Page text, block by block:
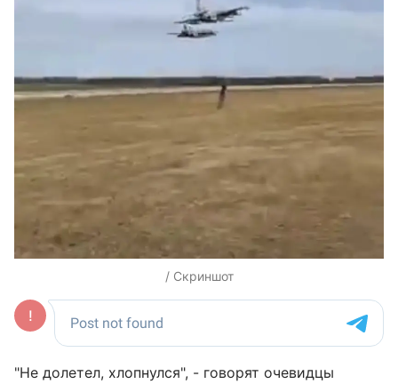
/ Скриншот
"Не долетел, хлопнулся", - говорят очевидцы